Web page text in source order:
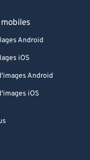
Android
iOS
Android
iOS